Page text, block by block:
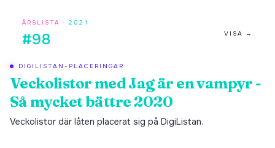
ÅRSLISTA · 2021
#98 VISA →
DIGILISTAN-PLACERINGAR
Veckolistor medJag är en vampyr -
Så mycket bättre 2020
Veckolistor där låten placerat sig på DigiListan.